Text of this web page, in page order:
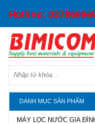
Hotline:
DANH MỤC SẢN PHẨM
MÁY LỌC NƯỚC GIA